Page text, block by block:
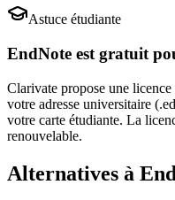
Astuce étudiante
EndNote est gratuit
Clarivate propose une
votre adresse universitaire
votre carte étudiante. La
renouvelable.
Alternatives à